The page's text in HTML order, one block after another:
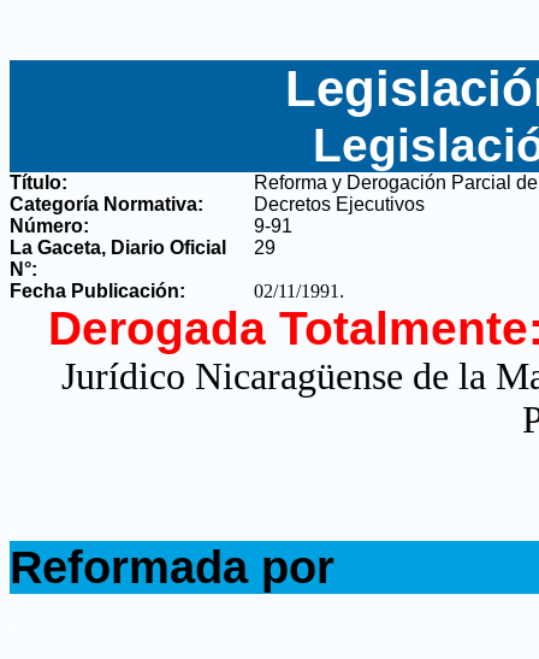
Título:
Reforma y Derogación Parcial
Categoría Normativa:
Decretos Ejecutivos
Número:
9-91
La Gaceta, Diario Oficial
N°:
29
Fecha Publicación: 02/11/1991 .
Derogada
Jurídico Nicaragüense de la
Reformada por